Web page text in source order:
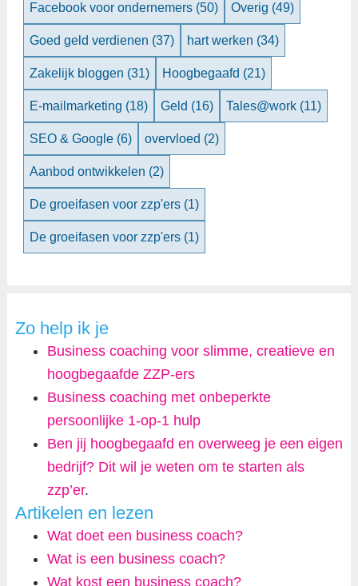
Facebook voor ondernemers (50) Overig (49)
Goed geld verdienen (37) hart werken (34)
Zakelijk bloggen (31) Hoogbegaafd (21)
E-mailmarketing (18) Geld (16) Tales@work (11)
SEO & Google (6) overvloed (2)
Aanbod ontwikkelen (2)
De groeifasen voor zzp'ers (1)
De groeifasen voor zzp'ers (1)
Zo help ik je
Business coaching voor slimme, creatieve en
hoogbegaafde ZZP-ers
Business coaching met onbeperkte
persoonlijke 1-op-1 hulp
Ben jij hoogbegaafd en overweeg je een eigen
bedrijf? Dit wil je weten om te starten als
zzp’er.
Artikelen en lezen
Wat doet een business coach?
Wat is een business coach?
Wat kost een business coach?